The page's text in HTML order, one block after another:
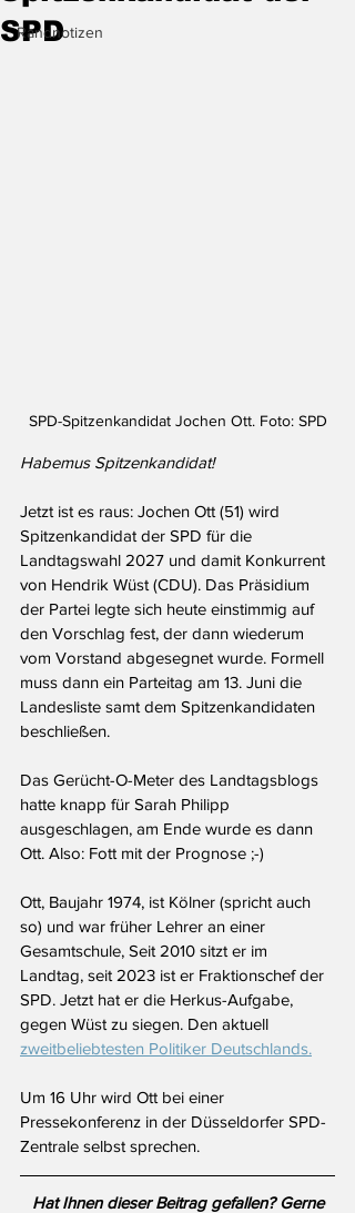
Randnotizen
SPD
SPD-Spitzenkandidat Jochen Ott. Foto: SPD
Habemus Spitzenkandidat!
Jetzt ist es raus: Jochen Ott (51) wird
Spitzenkandidat der SPD für die
Landtagswahl 2027 und damit Konkurrent
von Hendrik Wüst (CDU). Das Präsidium
der Partei legte sich heute einstimmig auf
den Vorschlag fest, der dann wiederum
vom Vorstand abgesegnet wurde. Formell
muss dann ein Parteitag am 13. Juni die
Landesliste samt dem Spitzenkandidaten
beschließen.
Das Gerücht-O-Meter des Landtagsblogs
hatte knapp für Sarah Philipp
ausgeschlagen, am Ende wurde es dann
Ott. Also: Fott mit der Prognose ;-)
Ott, Baujahr 1974, ist Kölner (spricht auch
so) und war früher Lehrer an einer
Gesamtschule, Seit 2010 sitzt er im
Landtag, seit 2023 ist er Fraktionschef der
SPD. Jetzt hat er die Herkus-Aufgabe,
gegen Wüst zu siegen. Den aktuell
zweitbeliebtesten Politiker Deutschlands.
Um 16 Uhr wird Ott bei einer
Pressekonferenz in der Düsseldorfer SPD-
Zentrale selbst sprechen.
Hat Ihnen dieser Beitrag gefallen? Gerne